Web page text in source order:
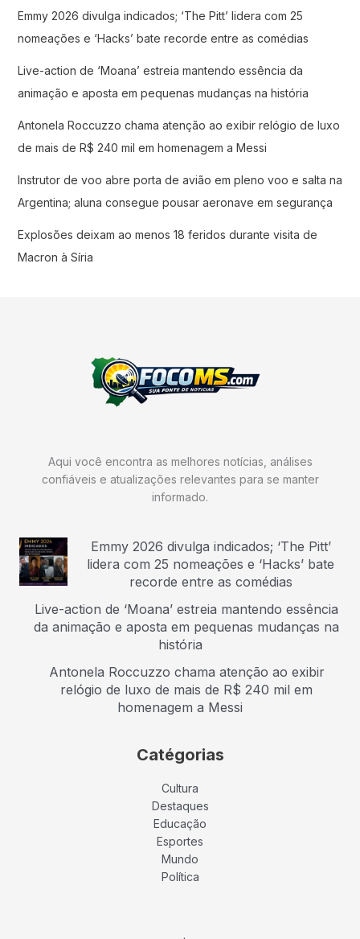
Emmy 2026 divulga indicados; ‘The Pitt’ lidera com 25
nomeações e ‘Hacks’ bate recorde entre as comédias
Live-action de ‘Moana’ estreia mantendo essência da
animação e aposta em pequenas mudanças na história
Antonela Roccuzzo chama atenção ao exibir relógio de luxo
de mais de R$ 240 mil em homenagem a Messi
Instrutor de voo abre porta de avião em pleno voo e salta na
Argentina; aluna consegue pousar aeronave em segurança
Explosões deixam ao menos 18 feridos durante visita de
Macron à Síria
Aqui você encontra as melhores notícias, análises
confiáveis e atualizações relevantes para se manter
informado.
Emmy 2026 divulga indicados; ‘The Pitt’
lidera com 25 nomeações e ‘Hacks’ bate
recorde entre as comédias
Live-action de ‘Moana’ estreia mantendo essência
da animação e aposta em pequenas mudanças na
história
Antonela Roccuzzo chama atenção ao exibir
relógio de luxo de mais de R$ 240 mil em
homenagem a Messi
Catégorias
Cultura
Destaques
Educação
Esportes
Mundo
Política